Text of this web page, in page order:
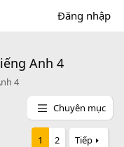
Đăng nhập
Anh 4
4
Chuyên mục
1 2 Tiếp